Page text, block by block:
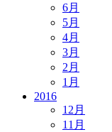
6月
5月
4月
3月
2月
1月
2016
12月
11月